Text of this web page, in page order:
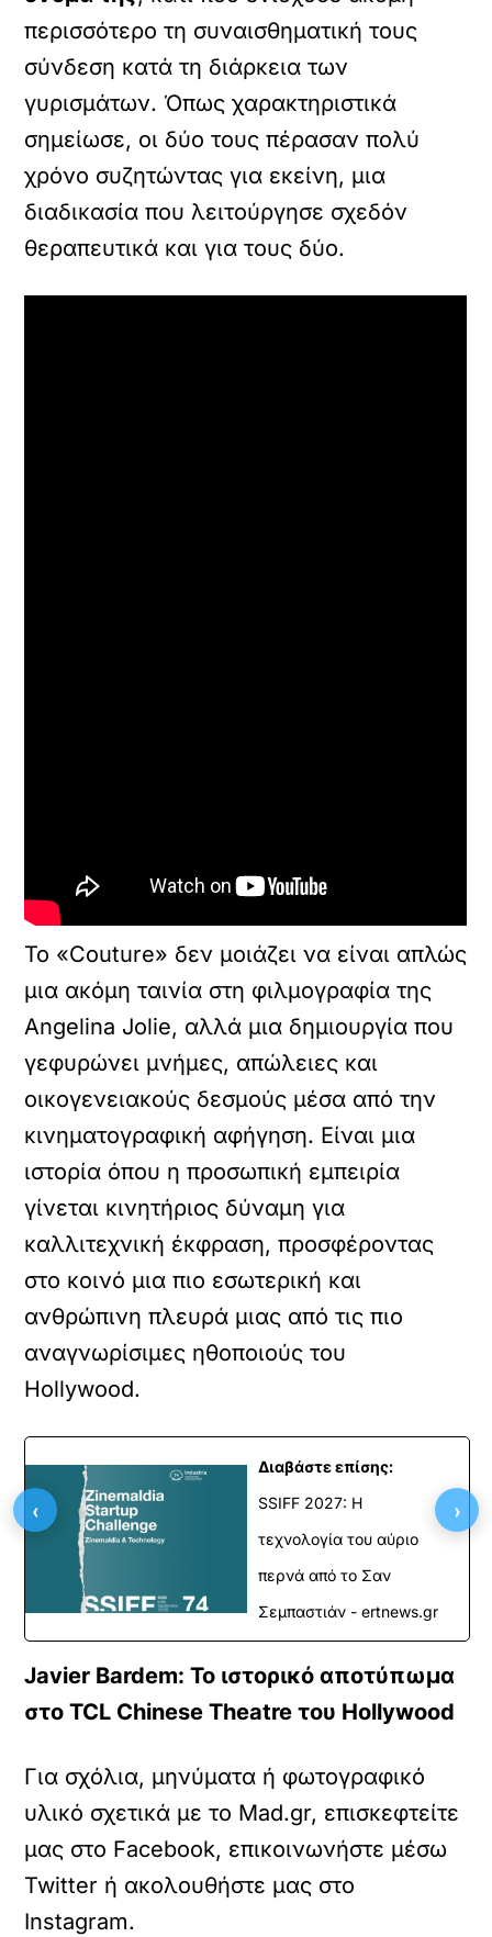
περισσότερο τη συναισθηματική τους
σύνδεση κατά τη διάρκεια των
γυρισμάτων. Όπως χαρακτηριστικά
σημείωσε, οι δύο τους πέρασαν πολύ
χρόνο συζητώντας για εκείνη, μια
διαδικασία που λειτούργησε σχεδόν
θεραπευτικά και για τους δύο.
Το «Couture» δεν μοιάζει να είναι απλώς
μια ακόμη ταινία στη φιλμογραφία της
Angelina Jolie, αλλά μια δημιουργία που
γεφυρώνει μνήμες, απώλειες και
οικογενειακούς δεσμούς μέσα από την
κινηματογραφική αφήγηση. Είναι μια
ιστορία όπου η προσωπική εμπειρία
γίνεται κινητήριος δύναμη για
καλλιτεχνική έκφραση, προσφέροντας
στο κοινό μια πιο εσωτερική και
ανθρώπινη πλευρά μιας από τις πιο
αναγνωρίσιμες ηθοποιούς του
Hollywood.
Διαβάστε επίσης:
SSIFF 2027: Η
τεχνολογία του αύριο
περνά από το Σαν
Σεμπαστιάν - ertnews.gr
Javier Bardem: Το ιστορικό αποτύπωμα
στο TCL Chinese Theatre του Hollywood
Για σχόλια, μηνύματα ή φωτογραφικό
υλικό σχετικά με το Mad.gr, επισκεφτείτε
μας στο Facebook, επικοινωνήστε μέσω
Twitter ή ακολουθήστε μας στο
Instagram.
‹ ›